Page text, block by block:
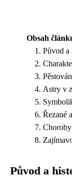
Obsah
Původ a
Astry v
Řezané
Původ a